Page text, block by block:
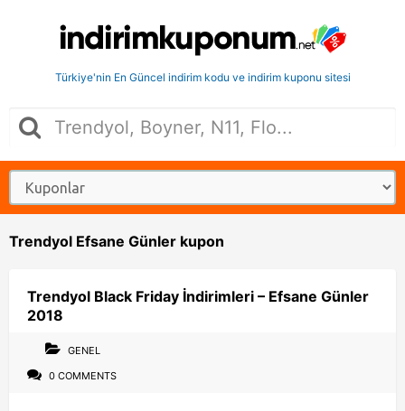
Türkiye'nin En Güncel indirim kodu ve indirim kuponu sitesi
Trendyol Efsane Günler kupon
Trendyol Black Friday İndirimleri – Efsane Günler
2018
GENEL
0 COMMENTS